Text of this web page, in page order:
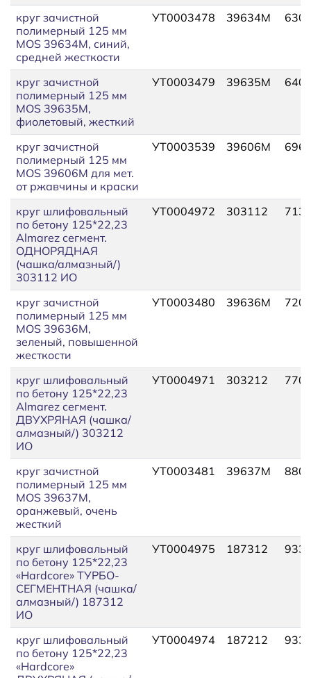
круг зачистной
полимерный 125 мм
MOS 39634М, синий,
средней жесткости
УТ0003478 39634М 630
круг зачистной
полимерный 125 мм
MOS 39635М,
фиолетовый, жесткий
УТ0003479 39635М 640
круг зачистной
полимерный 125 мм
MOS 39606М для мет.
от ржавчины и краски
УТ0003539 39606М 696
круг шлифовальный
по бетону 125*22,23
Almarez сегмент.
ОДНОРЯДНАЯ
(чашка/алмазный/)
303112 ИО
УТ0004972 303112 713
круг зачистной
полимерный 125 мм
MOS 39636М,
зеленый, повышенной
жесткости
УТ0003480 39636М 720
круг шлифовальный
по бетону 125*22,23
Almarez сегмент.
ДВУХРЯНАЯ (чашка/
алмазный/) 303212
ИО
УТ0004971 303212 770
круг зачистной
полимерный 125 мм
MOS 39637М,
оранжевый, очень
жесткий
УТ0003481 39637М 880
круг шлифовальный
по бетону 125*22,23
«Hardcore» ТУРБО-
СЕГМЕНТНАЯ (чашка/
алмазный/) 187312
ИО
УТ0004975 187312 933
круг шлифовальный
по бетону 125*22,23
«Hardcore»
УТ0004974 187212 933